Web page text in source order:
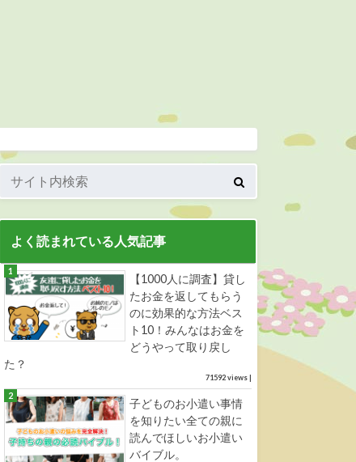
よく読まれている人気記事
【1000人に調査】貸し
たお金を返してもらう
のに効果的な方法ベス
ト10！みんなはお金を
どうやって取り戻し
た？
71592 views|
子どものお小遣い事情
を知りたい全ての親に
読んでほしいお小遣い
バイブル。